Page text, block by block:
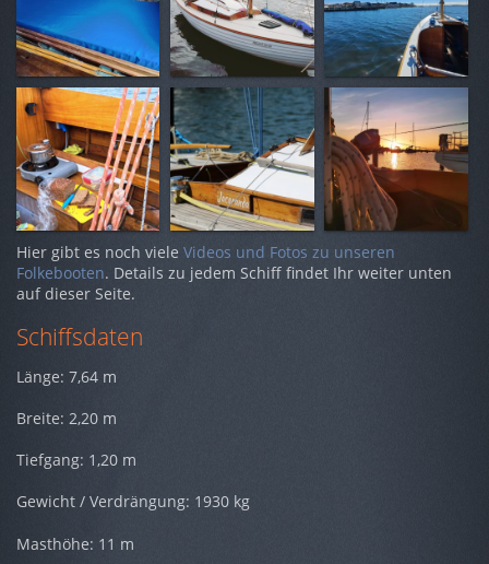
Hier gibt es noch viele Videos und Fotos zu unseren
Folkebooten. Details zu jedem Schiff findet Ihr weiter unten
auf dieser Seite.
Schiffsdaten
Länge: 7,64 m
Breite: 2,20 m
Tiefgang: 1,20 m
Gewicht / Verdrängung: 1930 kg
Masthöhe: 11 m